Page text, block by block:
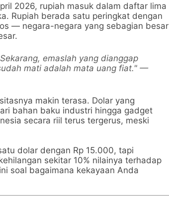
2026, rupiah masuk dalam daftar lima
Rupiah berada satu peringkat dengan
— negara-negara yang sebagian besar
emaslah yang dianggap
mati adalah mata uang fiat." —
makin terasa. Dolar yang
bahan baku industri hingga gadget
secara riil terus tergerus, meski
dolar dengan Rp 15.000, tapi
sekitar 10% nilainya terhadap
soal bagaimana kekayaan Anda